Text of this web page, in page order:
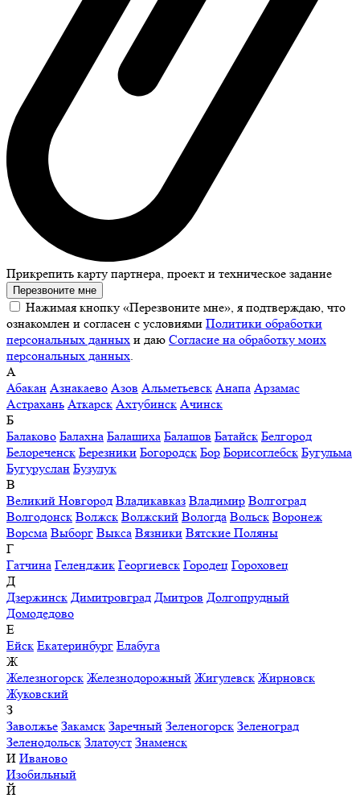
Прикрепить карту партнера, проект и техническое задание
Перезвоните мне
Нажимая кнопку «Перезвоните мне», я подтверждаю, что
ознакомлен и согласен с условиями Политики обработки
персональных данных и даю Согласие на обработку моих
персональных данных
А
Абакан Азнакаево Азов Альметьевск Анапа Арзамас
Астрахань Аткарск Ахтубинск Ачинск
Б
Балаково Балахна Балашиха Балашов Батайск Белгород
Белореченск Березники Богородск Бор Борисоглебск Бугульма
Бугуруслан Бузулук
В
Великий Новгород Владикавказ Владимир Волгоград
Волгодонск Волжск Волжский Вологда Вольск Воронеж
Ворсма Выборг Выкса Вязники Вятские Поляны
Г
Гатчина Геленджик Георгиевск Городец Гороховец
Д
Дзержинск Димитровград Дмитров Долгопрудный
Домодедово
Е
Ейск Екатеринбург Елабуга
Ж
Железногорск Железнодорожный Жигулевск Жирновск
Жуковский
З
Заволжье Закамск Заречный Зеленогорск Зеленоград
Зеленодольск Златоуст Знаменск
И Иваново
Изобильный
Й